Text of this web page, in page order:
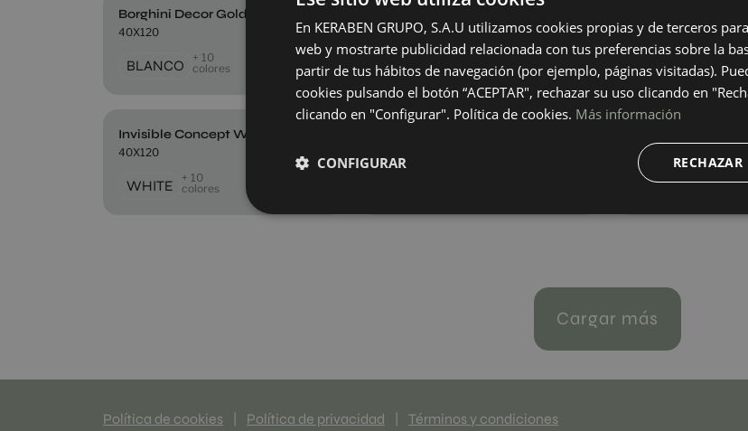
40X120
BLANCO
+ 10
colores
40X120
BLANCO
+ 10
colores
40X120
WHITE + 1
colores
Invisible Concept White Vecchio
40X120
WHITE
+ 10
colores
40X120
WHITE
Cargar más
Política de cookies Política de privacidad Términos y condiciones
En KERABEN GRUPO, S.A.U utilizamos cookies propias y de terceros
web y mostrarte publicidad relacionada con tus preferencias sobre la
partir de tus hábitos de navegación (por ejemplo, páginas visitadas).
cookies pulsando el botón “ACEPTAR", rechazar su uso clicando en
clicando en "Configurar". Política de cookies. Más información
RECHAZAR
CONFIGURAR